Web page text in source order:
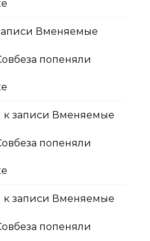
Вменяемые
попеняли
к записи Вменяемые
попеняли
к записи Вменяемые
попеняли